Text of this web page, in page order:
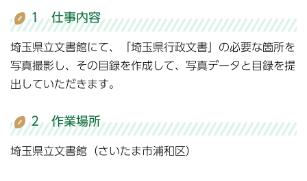
1 仕事内容
埼玉県立文書館にて、「埼玉県行政文書」の必要な箇所を
写真撮影し、その目録を作成して、写真データと目録を提
出していただきます。
2 作業場所
埼玉県立文書館（さいたま市浦和区）